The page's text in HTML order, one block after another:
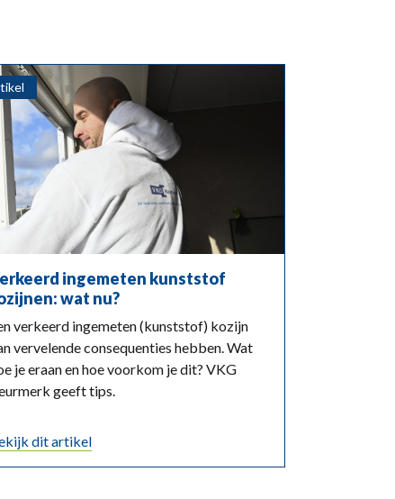
ingemeten kunststof
wat nu?
verkeerd ingemeten (kunststof) kozijn
vervelende consequenties hebben. Wat
je eraan en hoe voorkom je dit? VKG
geeft tips.
dit artikel